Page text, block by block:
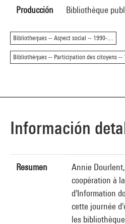
Producción Bibliothèque
Bibliotheques -- Aspect social -- 1990-....
Bibliothèques -- Participation des citoyens --
Información
Resumen
Annie
coopération à
d'Information
cette journée
les